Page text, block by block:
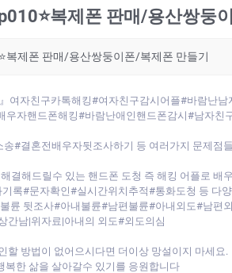
복제폰 판매/용산쌍둥
복제폰 판매/용산쌍둥이폰/복제폰 만들기
여자친구카톡해킹#여자친구감시어플#바람난
자핸드폰해킹#바람난애인핸드폰감시#남자
#결혼전배우자뒷조사하기 등 여러가지 문제점
결해드릴수 있는 핸드폰 도청 즉 해킹 어플로 배
록#문자확인#실시간위치추적#통화도청 등 다
륜 뒷조사#아내불륜#남편불륜#아내외도#남
간남|위자료|아내의 외도#외도의심
할 방법이 없어으시다면 더이상 망설이지 마세요.
복한 삶을 살아갈수 있기를 응원합니다